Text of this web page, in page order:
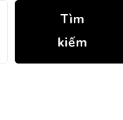
Tìm
kiếm